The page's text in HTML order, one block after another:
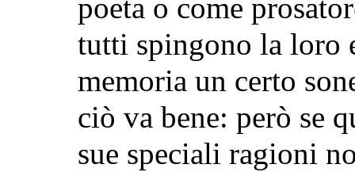
poeta o come
tutti spingono la loro
memoria un certo
ciò va bene: però se
sue speciali ragioni